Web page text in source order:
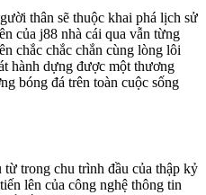
thân sẽ thuộc khai phá lịch sử
của j88 nhà cái qua vẫn từng
chắc chắc chắn cùng lòng lôi
hành dựng được một thương
bóng đá trên toàn cuộc sống
trong chu trình đầu của thập kỷ
lên của công nghệ thông tin